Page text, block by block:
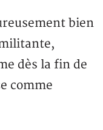
bien
dès la fin de
comme